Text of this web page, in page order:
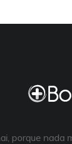
porque nada